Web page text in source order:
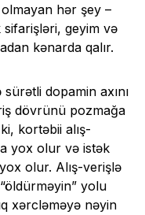
hər şey –
geyim və
kənarda qalır.
dopamin axını
dövrünü pozmağa
kortəbii alış-
yox olur və istək
olur. Alış-verişlə
“öldürməyin” yolu
xərcləməyə nəyin